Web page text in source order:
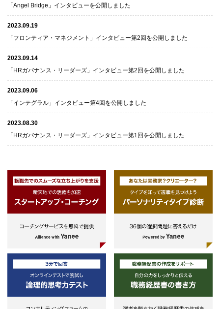
「Angel Bridge」インタビューを公開しました
2023.09.19
「フロンティア・マネジメント」インタビュー第2回を公開しました
2023.09.14
「HRガバナンス・リーダーズ」インタビュー第2回を公開しました
2023.09.06
「インテグラル」インタビュー第4回を公開しました
2023.08.30
「HRガバナンス・リーダーズ」インタビュー第1回を公開しました